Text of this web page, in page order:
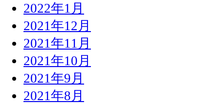
2022年1月
2021年12月
2021年11月
2021年10月
2021年9月
2021年8月